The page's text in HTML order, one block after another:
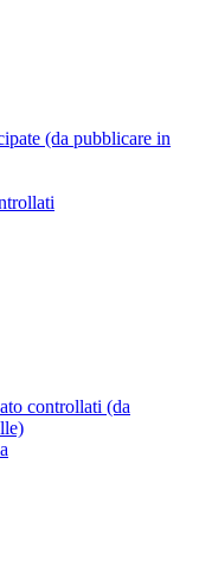
(da pubblicare in
controllati (da